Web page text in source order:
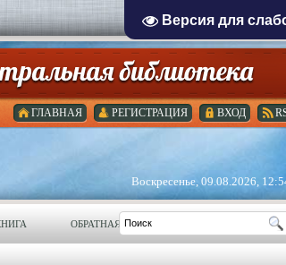
Версия для
ВХОД
РЕГИСТРАЦИЯ
ГЛАВНАЯ
Воскресенье, 09.08.2026,
ОБРАТНАЯ СВЯЗЬ